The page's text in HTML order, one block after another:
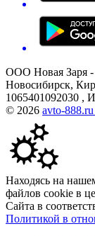
ООО Новая Заря -
Новосибирск,
1065401092030 ,
© 2026 avto-888.ru
Находясь на
файлов cookie в
Сайта в
Политикой в